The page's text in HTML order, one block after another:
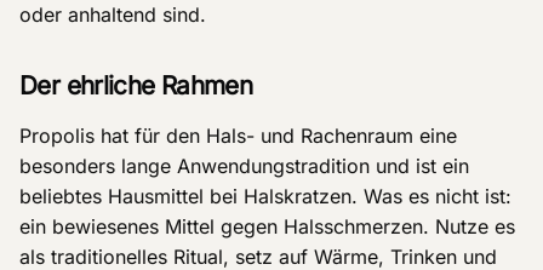
oder anhaltend sind.
Der ehrliche Rahmen
Propolis hat für den Hals- und Rachenraum eine
besonders lange Anwendungstradition und ist ein
beliebtes Hausmittel bei Halskratzen. Was es nicht ist:
ein bewiesenes Mittel gegen Halsschmerzen. Nutze es
als traditionelles Ritual, setz auf Wärme, Trinken und